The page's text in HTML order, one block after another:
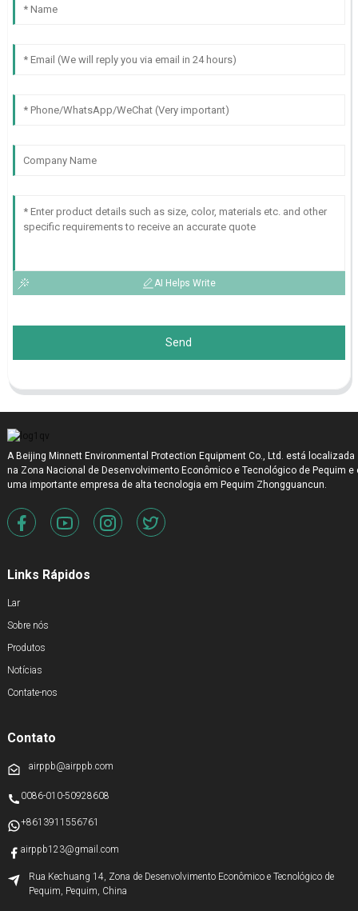
AI Helps Write
Send
A Beijing Minnett Environmental Protection Equipment Co., Ltd. está localizada
na Zona Nacional de Desenvolvimento Econômico e Tecnológico de Pequim e
uma importante empresa de alta tecnologia em Pequim Zhongguancun.
Links Rápidos
Lar
Sobre nós
Produtos
Notícias
Contate-nos
Contato
airppb@airppb.com
0086-010-50928608
+8613911556761
airppb123@gmail.com
Rua Kechuang 14, Zona de Desenvolvimento Econômico e Tecnológico de
Pequim, Pequim, China